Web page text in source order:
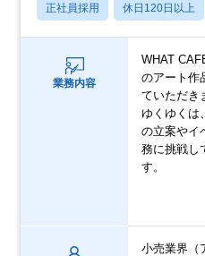
正社員採用 休日120日以上
業務内容
WHAT
のアート作
ていただき
ゆくゆくは
の立案やイ
務に挑戦し
す。
小売業界（